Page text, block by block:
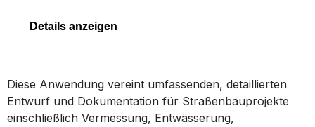
Digitale Zwillinge
Details anzeigen
Diese Anwendung vereint umfassenden, detaillierten
Entwurf und Dokumentation für Straßenbauprojekte
einschließlich Vermessung, Entwässerung,